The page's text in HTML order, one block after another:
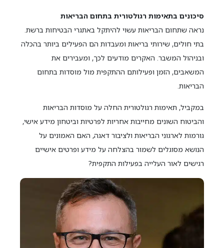
סיכונים בתאימות רגולטורית בתחום הבריאות
נראה שתחום הבריאות עשוי להיתקל באתגרי הבטיחות ברשת.
בתי חולים, שירותי בריאות ומעבדות הם הפעילים ביותר בהכלה
ובניהול המשבר. האקרים מודעים לכך, ומעבירים את
המשאבים, הזמן ופעילותם ההתקפית מול מוסדות בתחום
הבריאות.
במקביל, תאימות רגולטורית החלה על מוסדות הבריאות
והביטוח השונים מחייבות אחריות לפרטיות וביטחון מידע אישי,
גורמות לארגוני הבריאות ולציבור דאגה, האם האמונים על
הנושא מסוגלים לשמור בהצלחה על מידע ופרטים אישיים
רגישים לאור העלייה בפעילות התקפית?